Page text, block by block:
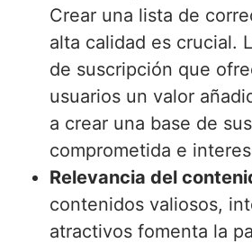
Crear una lista de
alta calidad es crucial.
de suscripción que
usuarios un valor
a crear una base de
comprometida e
Relevancia del
contenidos valiosos,
atractivos fomenta la